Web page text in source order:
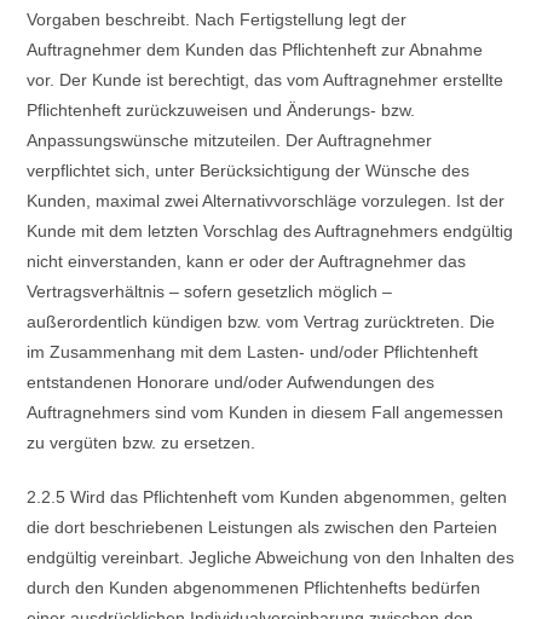
Vorgaben beschreibt. Nach Fertigstellung legt der
Auftragnehmer dem Kunden das Pflichtenheft zur Abnahme
vor. Der Kunde ist berechtigt, das vom Auftragnehmer erstellte
Pflichtenheft zurückzuweisen und Änderungs- bzw.
Anpassungswünsche mitzuteilen. Der Auftragnehmer
verpflichtet sich, unter Berücksichtigung der Wünsche des
Kunden, maximal zwei Alternativvorschläge vorzulegen. Ist der
Kunde mit dem letzten Vorschlag des Auftragnehmers endgültig
nicht einverstanden, kann er oder der Auftragnehmer das
Vertragsverhältnis – sofern gesetzlich möglich –
außerordentlich kündigen bzw. vom Vertrag zurücktreten. Die
im Zusammenhang mit dem Lasten- und/oder Pflichtenheft
entstandenen Honorare und/oder Aufwendungen des
Auftragnehmers sind vom Kunden in diesem Fall angemessen
zu vergüten bzw. zu ersetzen.
2.2.5 Wird das Pflichtenheft vom Kunden abgenommen, gelten
die dort beschriebenen Leistungen als zwischen den Parteien
endgültig vereinbart. Jegliche Abweichung von den Inhalten des
durch den Kunden abgenommenen Pflichtenhefts bedürfen